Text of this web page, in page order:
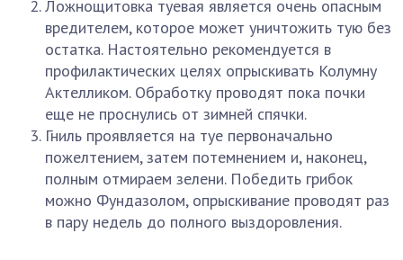
Ложнощитовка туевая является очень опасным
вредителем, которое может уничтожить тую без
остатка. Настоятельно рекомендуется в
профилактических целях опрыскивать Колумну
Актелликом. Обработку проводят пока почки
еще не проснулись от зимней спячки.
Гниль проявляется на туе первоначально
пожелтением, затем потемнением и, наконец,
полным отмираем зелени. Победить грибок
можно Фундазолом, опрыскивание проводят раз
в пару недель до полного выздоровления.